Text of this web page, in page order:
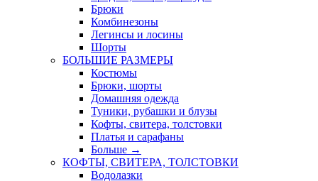
Брюки
Комбинезоны
Легинсы и лосины
Шорты
БОЛЬШИЕ РАЗМЕРЫ
Костюмы
Брюки, шорты
Домашняя одежда
Туники, рубашки и блузы
Кофты, свитера, толстовки
Платья и сарафаны
Больше →
КОФТЫ, СВИТЕРА, ТОЛСТОВКИ
Водолазки